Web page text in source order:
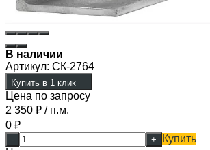
В наличии
Артикул: СК-2764
Купить в 1 клик
Цена по запросу
2 350 ₽ / п.м.
0 ₽
- +
Купить